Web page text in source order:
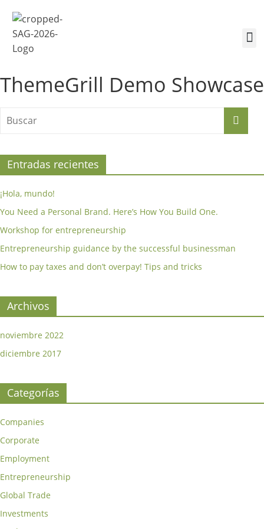
ThemeGrill Demo Showcase
Entradas recientes
¡Hola, mundo!
You Need a Personal Brand. Here’s How You Build One.
Workshop for entrepreneurship
Entrepreneurship guidance by the successful businessman
How to pay taxes and don’t overpay! Tips and tricks
Archivos
noviembre 2022
diciembre 2017
Categorías
Companies
Corporate
Employment
Entrepreneurship
Global Trade
Investments